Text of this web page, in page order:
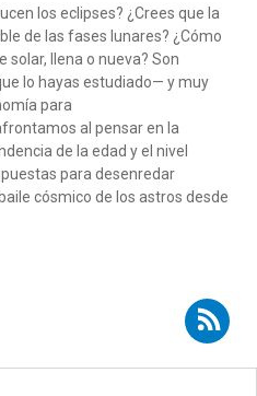
los eclipses? ¿Crees que la
de las fases lunares? ¿Cómo
solar, llena o nueva? Son
lo hayas estudiado— y muy
para
al pensar en la
de la edad y el nivel
para desenredar
cósmico de los astros desde
- Alexandra Rey Cubero